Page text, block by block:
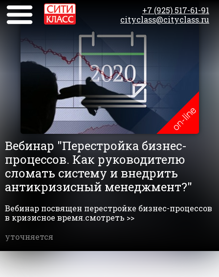
+7 (925) 517-61-91
cityclass@cityclass.ru
Вебинар "Перестройка бизнес-
процессов. Как руководителю
сломать систему и внедрить
антикризисный менеджмент?"
Вебинар посвящен перестройке бизнес-процессов
в кризисное время.смотреть >>
уточняется